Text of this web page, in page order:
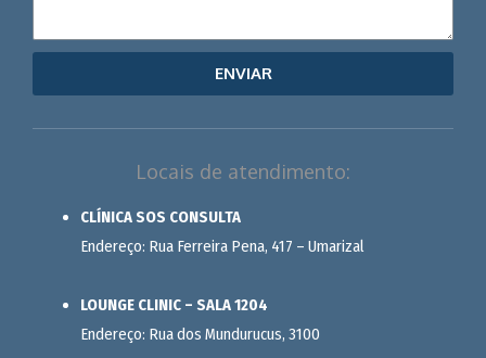
ENVIAR
Locais de atendimento:
CLÍNICA SOS CONSULTA
Endereço: Rua Ferreira Pena, 417 – Umarizal
LOUNGE CLINIC – SALA 1204
Endereço: Rua dos Mundurucus, 3100